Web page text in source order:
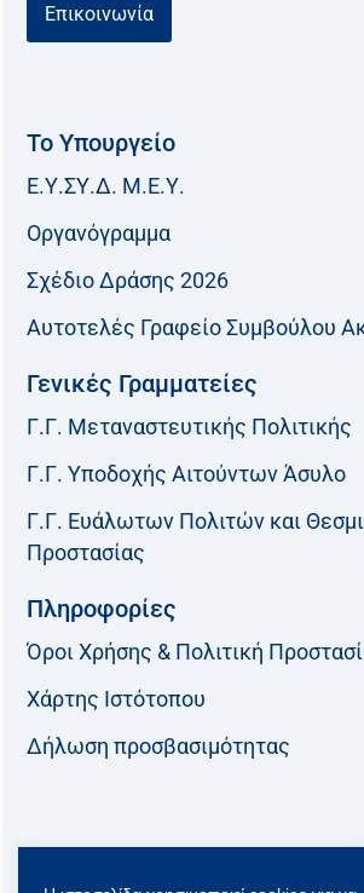
Επικοινωνία
Το Υπουργείο
Ε.Υ.ΣΥ.Δ. Μ.Ε.Υ.
Οργανόγραμμα
Σχέδιο Δράσης 2026
Αυτοτελές Γραφείο Συμβούλου
Γενικές Γραμματείες
Γ.Γ. Μεταναστευτικής Πολιτικής
Γ.Γ. Υποδοχής Αιτούντων Άσυλο
Γ.Γ. Ευάλωτων Πολιτών και
Προστασίας
Πληροφορίες
Όροι Χρήσης & Πολιτική
Χάρτης Ιστότοπου
Δήλωση προσβασιμότητας